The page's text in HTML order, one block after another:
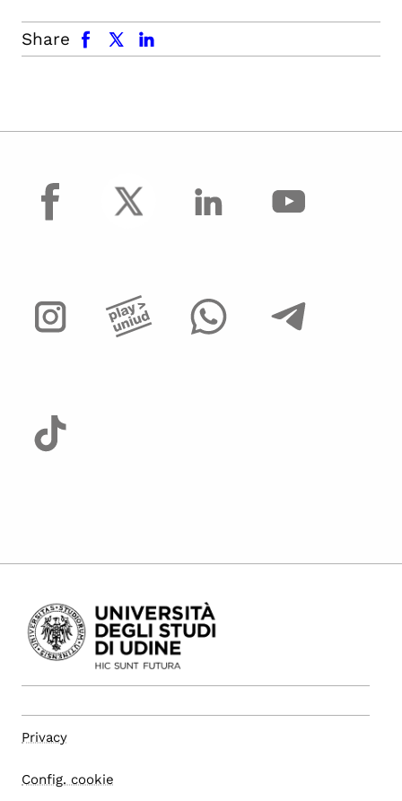
Share
facebook x.com linkedin
facebook
Privacy
Config. cookie